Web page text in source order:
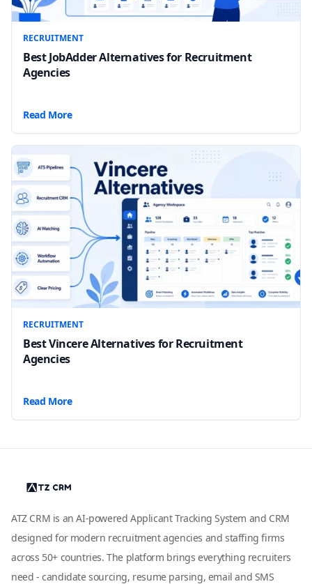
RECRUITMENT
Best JobAdder Alternatives for Recruitment
Agencies
Read More
RECRUITMENT
Best Vincere Alternatives for Recruitment
Agencies
Read More
ATZ CRM is an AI-powered Applicant Tracking System and CRM
designed for modern recruitment agencies and staffing firms
across 50+ countries. The platform brings everything recruiters
need - candidate sourcing, resume parsing, email and SMS